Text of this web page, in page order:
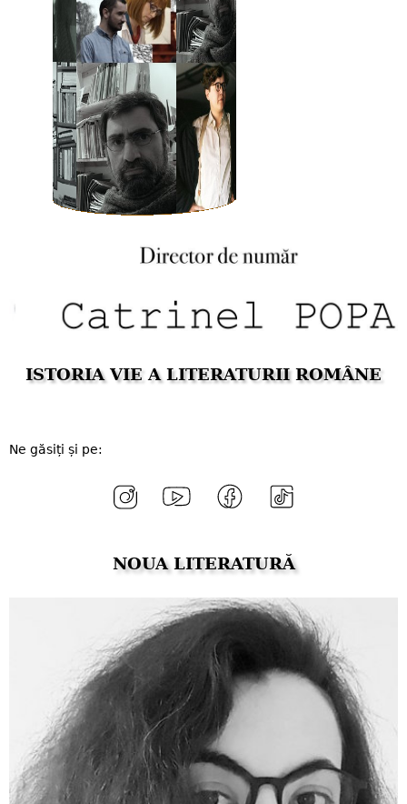
ISTORIA VIE A LITERATURII ROMÂNE
Ne găsiți și pe:
NOUA LITERATURĂ